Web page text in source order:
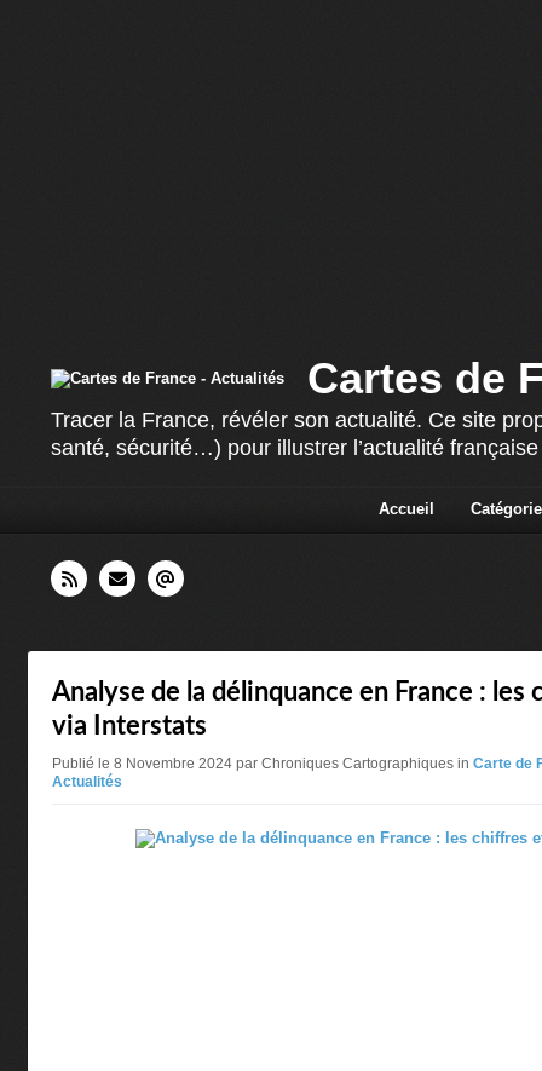
Cartes de
Tracer la France, révéler son actualité. Ce site
santé, sécurité…) pour illustrer l’actualité
Accueil
Analyse de la délinquance en France : les
via Interstats
Publié le 8 Novembre 2024 par Chroniques Cartographiques in Carte de
Actualités